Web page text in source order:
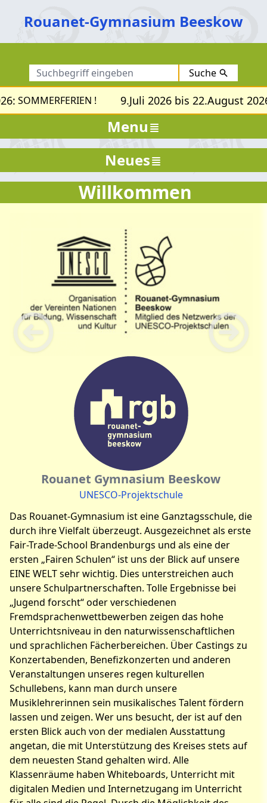
Rouanet-Gymnasium Beeskow
Suche
SOMMERFERIEN ! 9.Juli 2026 bis 22.August
Menu
Willkommen
Rouanet Gymnasium Beeskow
UNESCO-Projektschule
Das Rouanet-Gymnasium ist eine Ganztagsschule, die
durch ihre Vielfalt überzeugt. Ausgezeichnet als erste
Fair-Trade-School Brandenburgs und als eine der
ersten „Fairen Schulen“ ist uns der Blick auf unsere
EINE WELT sehr wichtig. Dies unterstreichen auch
unsere Schulpartnerschaften. Tolle Ergebnisse bei
„Jugend forscht“ oder verschiedenen
Fremdsprachenwettbewerben zeigen das hohe
Unterrichtsniveau in den naturwissenschaftlichen
und sprachlichen Fächerbereichen. Über Castings zu
Konzertabenden, Benefizkonzerten und anderen
Veranstaltungen unseres regen kulturellen
Schullebens, kann man durch unsere
Musiklehrerinnen sein musikalisches Talent fördern
lassen und zeigen. Wer uns besucht, der ist auf den
ersten Blick auch von der medialen Ausstattung
angetan, die mit Unterstützung des Kreises stets auf
dem neuesten Stand gehalten wird. Alle
Klassenräume haben Whiteboards, Unterricht mit
digitalen Medien und Internetzugang im Unterricht
Neues